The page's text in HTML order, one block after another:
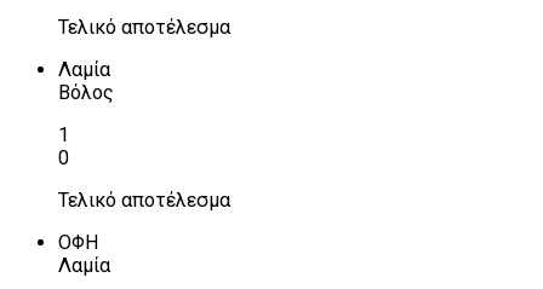
Τελικό αποτέλεσμα
Λαμία
Βόλος
1
0
Τελικό αποτέλεσμα
ΟΦΗ
Λαμία